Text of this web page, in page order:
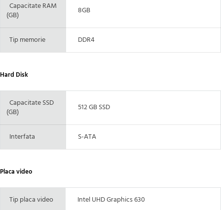
Capacitate RAM
(GB)
8GB
Tip memorie DDR4
Hard Disk
Capacitate SSD
(GB)
512 GB SSD
Interfata S-ATA
Placa video
Tip placa video Intel UHD Graphics 630